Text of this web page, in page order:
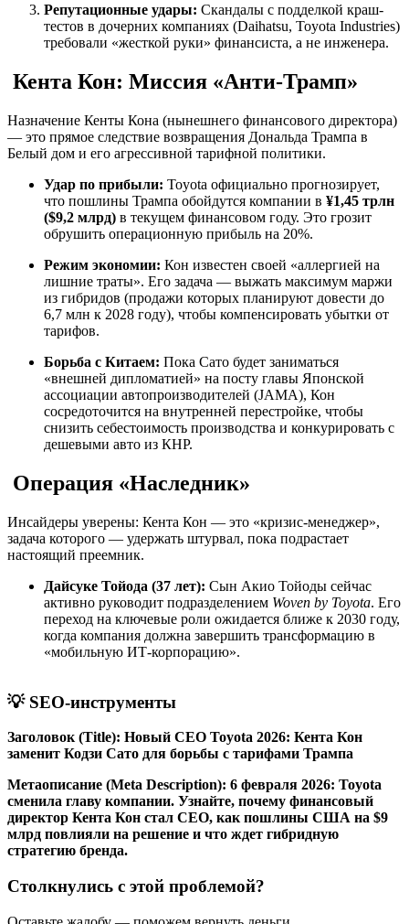
Репутационные удары: Скандалы с подделкой краш-
тестов в дочерних компаниях (Daihatsu, Toyota Industries)
требовали «жесткой руки» финансиста, а не инженера.
Кента Кон: Миссия «Анти-Трамп»
Назначение Кенты Кона (нынешнего финансового директора)
— это прямое следствие возвращения Дональда Трампа в
Белый дом и его агрессивной тарифной политики.
Удар по прибыли: Toyota официально прогнозирует,
что пошлины Трампа обойдутся компании в ¥1,45 трлн
($9,2 млрд) в текущем финансовом году. Это грозит
обрушить операционную прибыль на 20%.
Режим экономии: Кон известен своей «аллергией на
лишние траты». Его задача — выжать максимум маржи
из гибридов (продажи которых планируют довести до
6,7 млн к 2028 году), чтобы компенсировать убытки от
тарифов.
Борьба с Китаем: Пока Сато будет заниматься
«внешней дипломатией» на посту главы Японской
ассоциации автопроизводителей (JAMA), Кон
сосредоточится на внутренней перестройке, чтобы
снизить себестоимость производства и конкурировать с
дешевыми авто из КНР.
Операция «Наследник»
Инсайдеры уверены: Кента Кон — это «кризис-менеджер»,
задача которого — удержать штурвал, пока подрастает
настоящий преемник.
Дайсуке Тойода (37 лет): Сын Акио Тойоды сейчас
активно руководит подразделением Woven by Toyota. Его
переход на ключевые роли ожидается ближе к 2030 году,
когда компания должна завершить трансформацию в
«мобильную ИТ-корпорацию».
💡 SEO-инструменты
Заголовок (Title): Новый CEO Toyota 2026: Кента Кон
заменит Кодзи Сато для борьбы с тарифами Трампа
Метаописание (Meta Description): 6 февраля 2026: Toyota
сменила главу компании. Узнайте, почему финансовый
директор Кента Кон стал CEO, как пошлины США на $9
млрд повлияли на решение и что ждет гибридную
стратегию бренда.
Столкнулись с этой проблемой?